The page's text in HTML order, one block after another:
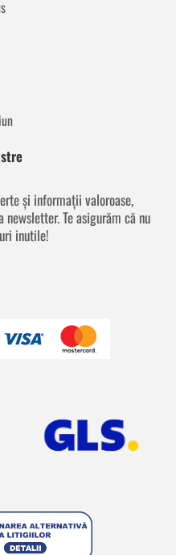
și informații valoroase,
Te asigurăm că nu
inutile!